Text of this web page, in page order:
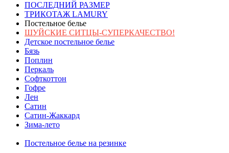
ПОСЛЕДНИЙ РАЗМЕР
ТРИКОТАЖ LAMURY
Постельное белье
ШУЙСКИЕ СИТЦЫ-СУПЕРКАЧЕСТВО!
Детское постельное белье
Бязь
Поплин
Перкаль
Софткоттон
Гофре
Лен
Сатин
Сатин-Жаккард
Зима-лето
Постельное белье на резинке